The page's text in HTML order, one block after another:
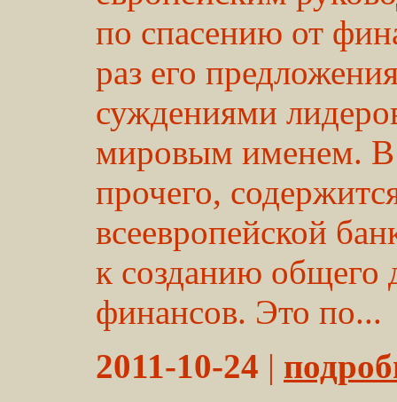
по спасению от
раз его
суждениями
мировым именем.
прочего,
всеевропейской
к созданию общего
финансов. Это по...
2011-10-24 |